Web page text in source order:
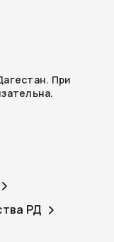
При
РД